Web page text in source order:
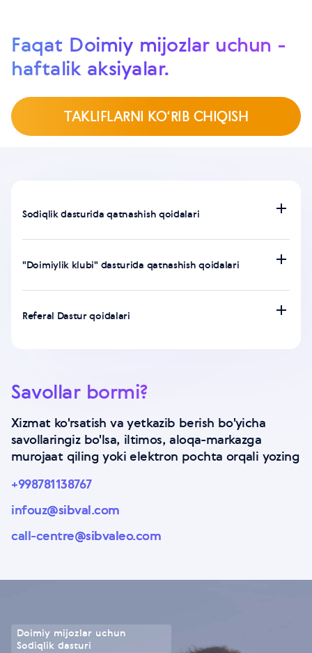
Faqat Doimiy mijozlar uchun -
haftalik aksiyalar.
TAKLIFLARNI KO‘RIB CHIQISH
Sodiqlik dasturida qatnashish qoidalari
"Doimiylik klubi" dasturida qatnashish qoidalari
Referal Dastur qoidalari
Savollar bormi?
Xizmat ko'rsatish va yetkazib berish bo'yicha
savollaringiz bo'lsa, iltimos, aloqa-markazga
murojaat qiling yoki elektron pochta orqali yozing
+998781138767
infouz@sibval.com
call-centre@sibvaleo.com
Doimiy mijozlar uchun
Sodiqlik dasturi